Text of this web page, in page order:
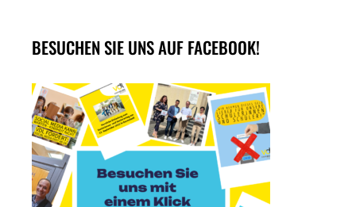
BESUCHEN SIE UNS AUF FACEBOOK!